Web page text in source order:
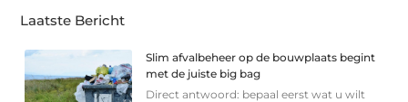
Laatste Bericht
Slim afvalbeheer op de bouwplaats begint
met de juiste big bag
Direct antwoord: bepaal eerst wat u wilt